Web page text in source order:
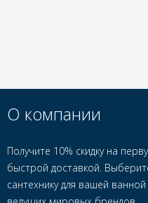
О компании
Получите 10% скидку на
быстрой доставкой.
сантехнику для вашей